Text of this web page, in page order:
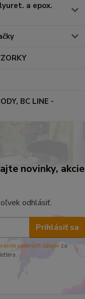
a epox.
BC LINE -
novinky, akcie
odhlásiť.
Prihlásiť sa
osobných údajov za